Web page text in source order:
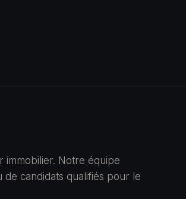
immobilier. Notre équipe
candidats qualifiés pour le